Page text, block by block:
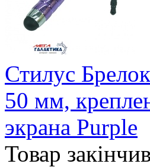
Стилус
50 мм,
экрана Purple
Товар